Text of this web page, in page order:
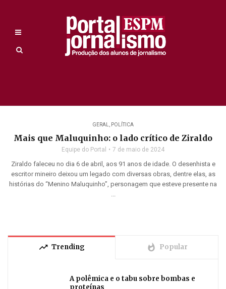
GERAL POLÍTICA
Mais que Maluquinho: o lado crítico de Ziraldo
Equipe do Portal 7 de maio de 2024
Ziraldo faleceu no dia 6 de abril, aos 91 anos de idade. O desenhista e
escritor mineiro deixou um legado com diversas obras, dentre elas, as
histórias do “Menino Maluquinho”, personagem que esteve presente na
...
trending_up Trending whatshot Popular
A polêmica e o tabu sobre bombas e
proteínas